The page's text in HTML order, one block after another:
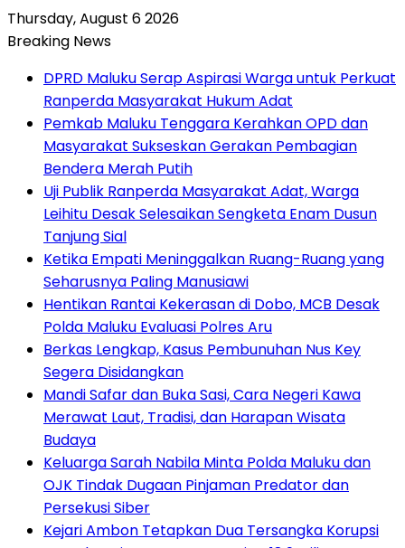
Thursday, August 6 2026
Breaking News
DPRD Maluku Serap Aspirasi Warga untuk Perkuat
Ranperda Masyarakat Hukum Adat
Pemkab Maluku Tenggara Kerahkan OPD dan
Masyarakat Sukseskan Gerakan Pembagian
Bendera Merah Putih
Uji Publik Ranperda Masyarakat Adat, Warga
Leihitu Desak Selesaikan Sengketa Enam Dusun
Tanjung Sial
Ketika Empati Meninggalkan Ruang-Ruang yang
Seharusnya Paling Manusiawi
Hentikan Rantai Kekerasan di Dobo, MCB Desak
Polda Maluku Evaluasi Polres Aru
Berkas Lengkap, Kasus Pembunuhan Nus Key
Segera Disidangkan
Mandi Safar dan Buka Sasi, Cara Negeri Kawa
Merawat Laut, Tradisi, dan Harapan Wisata
Budaya
Keluarga Sarah Nabila Minta Polda Maluku dan
OJK Tindak Dugaan Pinjaman Predator dan
Persekusi Siber
Kejari Ambon Tetapkan Dua Tersangka Korupsi